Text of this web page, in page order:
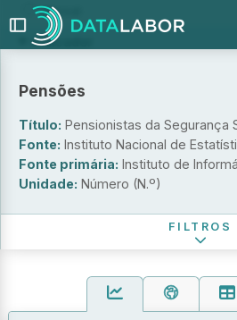
Pensões
Título: Pensionistas da Segurança
Fonte: Instituto Nacional de
Fonte primária: Instituto de
Unidade: Número (N.º)
Mensal
Indicador
Pensionistas da Segurança Social
dependência
Tipo de pensão
FILTROS